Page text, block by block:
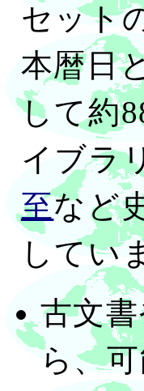
セット
本暦日
して約
イブラ
至など
してい
古文
ら、